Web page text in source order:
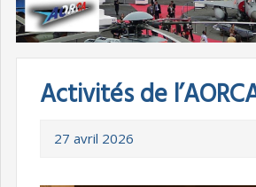
Activités de
27 avril 2026